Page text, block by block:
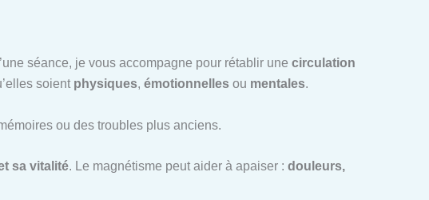
séance, je vous accompagne pour rétablir une circulation
soient physiques, émotionnelles ou mentales.
ou des troubles plus anciens.
sa vitalité. Le magnétisme peut aider à apaiser : douleurs,